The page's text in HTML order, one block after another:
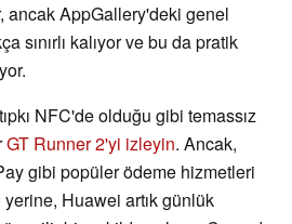
ancak AppGallery'deki genel
sınırlı kalıyor ve bu da pratik
NFC'de olduğu gibi temassız
GT Runner 2'yi izleyin. Ancak,
gibi popüler ödeme hizmetleri
Huawei artık günlük